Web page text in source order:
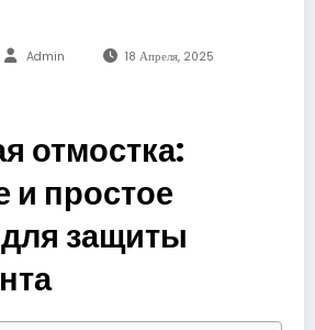
Admin 18 Апреля, 2025
отмостка:
и простое
защиты